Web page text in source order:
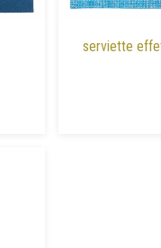
serviette